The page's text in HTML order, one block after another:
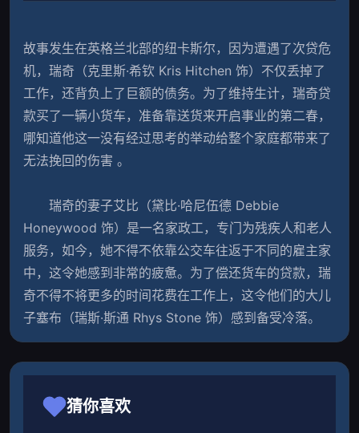
故事发生在英格兰北部的纽卡斯尔，因为遭遇了次贷危
机，瑞奇（克里斯·希钦 Kris Hitchen 饰）不仅丢掉了
工作，还背负上了巨额的债务。为了维持生计，瑞奇贷
款买了一辆小货车，准备靠送货来开启事业的第二春，
哪知道他这一没有经过思考的举动给整个家庭都带来了
无法挽回的伤害 。
瑞奇的妻子艾比（黛比·哈尼伍德 Debbie
Honeywood 饰）是一名家政工，专门为残疾人和老人
服务，如今，她不得不依靠公交车往返于不同的雇主家
中，这令她感到非常的疲惫。为了偿还货车的贷款，瑞
奇不得不将更多的时间花费在工作上，这令他们的大儿
猜你喜欢